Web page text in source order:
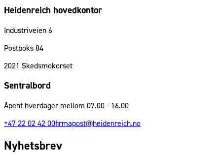
Heidenreich hovedkontor
Industriveien 6
Postboks 84
2021 Skedsmokorset
Sentralbord
Åpent hverdager mellom 07.00 - 16.00
+47 22 02 42 00firmapost@heidenreich.no
Nyhetsbrev